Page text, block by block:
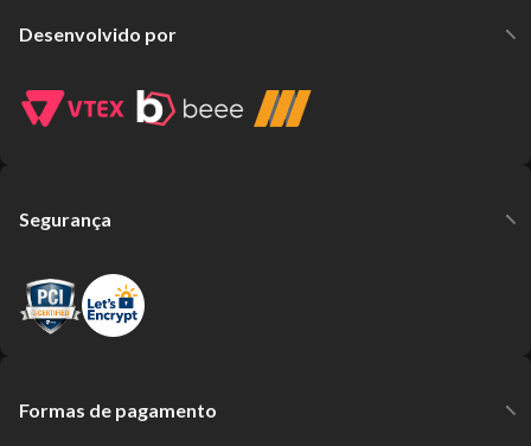
Desenvolvido por
Segurança
Formas de pagamento